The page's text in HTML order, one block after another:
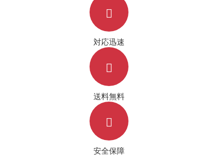
S21/Note20 Ultraスマホケース 流
行り 上品 彼女へのプレゼント 送
料無料
対応迅速
送料無料
安全保障